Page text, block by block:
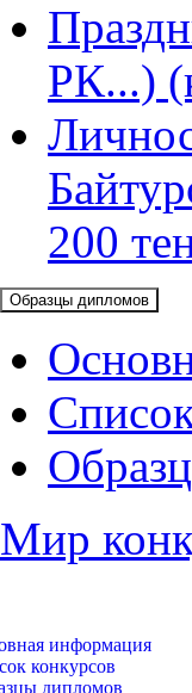
РК...)
200
Образцы дипломов
Мир
информация
конкурсов
дипломов